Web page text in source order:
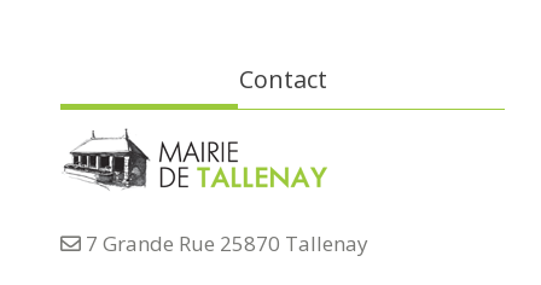
Contact
7 Grande Rue 25870 Tallenay